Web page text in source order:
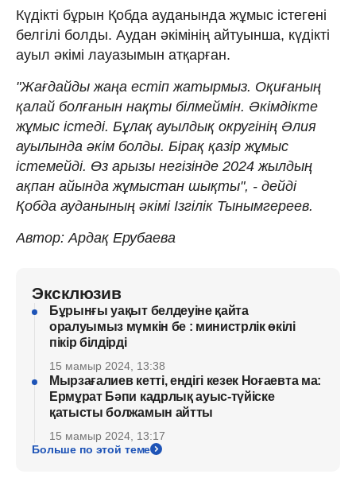
Күдікті бұрын Қобда ауданында жұмыс істегені
белгілі болды. Аудан әкімінің айтуынша, күдікті
ауыл әкімі лауазымын атқарған.
"Жағдайды жаңа естіп жатырмыз. Оқиғаның
қалай болғанын нақты білмеймін. Әкімдікте
жұмыс істеді. Бұлақ ауылдық округінің Әлия
ауылында әкім болды. Бірақ қазір жұмыс
істемейді. Өз арызы негізінде 2024 жылдың
ақпан айында жұмыстан шықты", - дейді
Қобда ауданының әкімі Ізгілік Тынымгереев.
Автор: Ардақ Ерубаева
Эксклюзив
Бұрынғы уақыт белдеуіне қайта
оралуымыз мүмкін бе : министрлік өкілі
пікір білдірді
15 мамыр 2024, 13:38
Мырзағалиев кетті, ендігі кезек Ноғаевта ма:
Ермұрат Бәпи кадрлық ауыс-түйіске
қатысты болжамын айтты
15 мамыр 2024, 13:17
Больше по этой теме